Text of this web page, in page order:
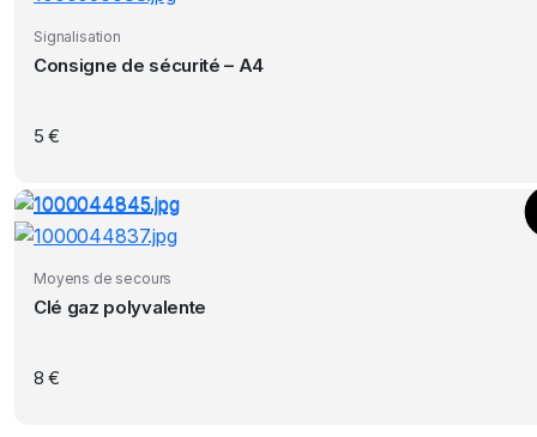
Signalisation
Consigne de sécurité – A4
5€
Moyens de secours
Clé gaz polyvalente
8€